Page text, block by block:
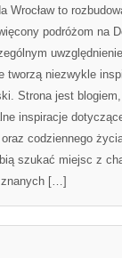
Wrocław to
podróżom na
tworzą niezwykle
Strona jest
inspiracje
codziennego
szukać miejsc z
znanych […]